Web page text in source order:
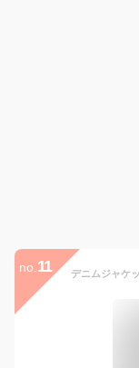
no. 11